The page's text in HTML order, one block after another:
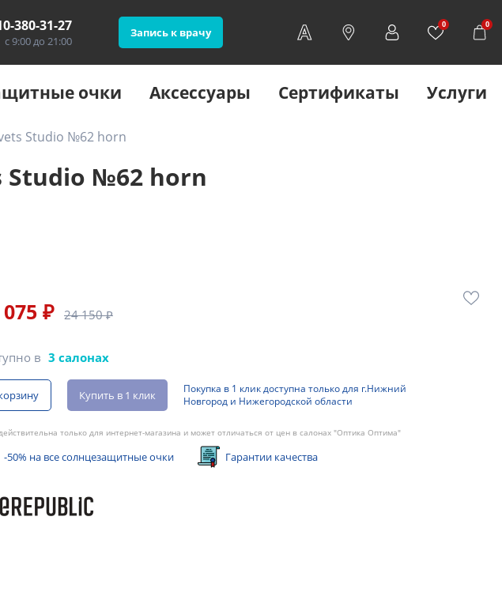
380-31-27
с 9:00 до 21:00
Запись к врачу
0 0
очки Аксессуары Сертификаты Услуги
Studio №62 horn
Studio №62 horn
₽ 24 150 ₽
в 3 салонах
Купить в 1 клик
Покупка в 1 клик доступна только для г.Нижний
Новгород и Нижегородской области
только для интернет-магазина и может отличаться от цен в салонах "Оптика Оптима"
-50% на все солнцезащитные очки Гарантии качества